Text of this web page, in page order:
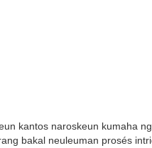
kantos naroskeun kumaha
bakal neuleuman prosés